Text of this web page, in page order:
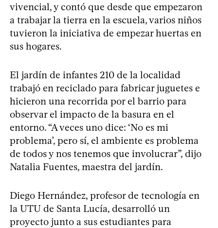
vivencial, y contó que desde que empezaron
a trabajar la tierra en la escuela, varios niños
tuvieron la iniciativa de empezar huertas en
sus hogares.
El jardín de infantes 210 de la localidad
trabajó en reciclado para fabricar juguetes e
hicieron una recorrida por el barrio para
observar el impacto de la basura en el
entorno. “A veces uno dice: ‘No es mi
problema’, pero sí, el ambiente es problema
de todos y nos tenemos que involucrar”, dijo
Natalia Fuentes, maestra del jardín.
Diego Hernández, profesor de tecnología en
la UTU de Santa Lucía, desarrolló un
proyecto junto a sus estudiantes para